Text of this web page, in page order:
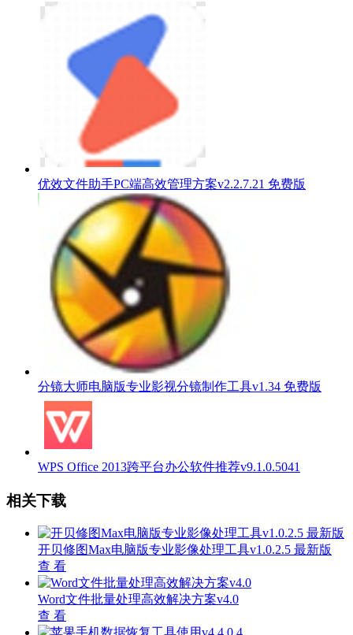
优效文件助手PC端高效管理方案v2.2.7.21 免费版
分镜大师电脑版专业影视分镜制作工具v1.34 免费版
WPS Office 2013跨平台办公软件推荐v9.1.0.5041
相关下载
开贝修图Max电脑版专业影像处理工具v1.0.2.5 最新版
查 看
Word文件批量处理高效解决方案v4.0
查 看